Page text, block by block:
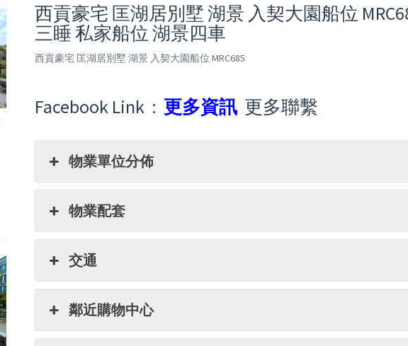
西貢豪宅 匡湖居別墅 湖景 入契大園船位
三睡 私家船位 湖景四車
西貢豪宅 匡湖居別墅 湖景 入契大園船位 MRC685
Facebook Link : 更多資訊 更多聯繫
物業單位分佈
物業配套
交通
鄰近購物中心